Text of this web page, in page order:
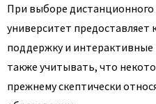
При выборе дистанционного
университет предоставляет
поддержку и
также учитывать, что
прежнему скептически